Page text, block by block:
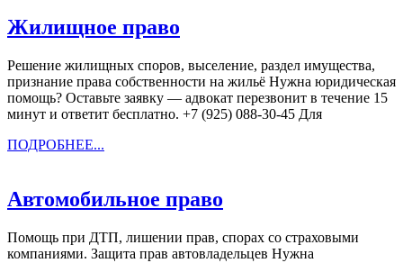
Жилищное право
Решение жилищных споров, выселение, раздел имущества,
признание права собственности на жильё Нужна юридическая
помощь? Оставьте заявку — адвокат перезвонит в течение 15
минут и ответит бесплатно. +7 (925) 088-30-45 Для
ПОДРОБНЕЕ...
Автомобильное право
Помощь при ДТП, лишении прав, спорах со страховыми
компаниями. Защита прав автовладельцев Нужна